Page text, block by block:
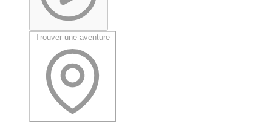
Trouver une aventure